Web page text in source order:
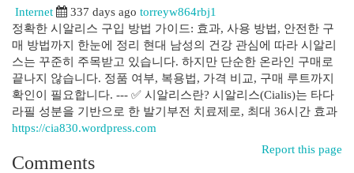
Internet 337 days ago torreyw864rbj1
정확한 시알리스 구입 방법 가이드: 효과, 사용 방법, 안전한 구
매 방법까지 한눈에 정리 현대 남성의 건강 관심에 따라 시알리
스는 꾸준히 주목받고 있습니다. 하지만 단순한 온라인 구매로
끝나지 않습니다. 정품 여부, 복용법, 가격 비교, 구매 루트까지
확인이 필요합니다. --- ✅ 시알리스란? 시알리스(Cialis)는 타다
라필 성분을 기반으로 한 발기부전 치료제로, 최대 36시간 효과
https://cia830.wordpress.com
Report this page
Comments